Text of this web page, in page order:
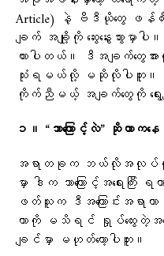
Article) နဲ့ ဗီဒီယိုတွေ ဖန်
ချက် အချို့ကို ဆွေးနွေးသွားမှာပ
ထားပါတယ်။ ဒီအချက်တွေအား
သုံးရမယ်လို့ မဆိုလိုပါဘူး။ မိ
ကိုက်ညီမယ့် အချက်တွေကို ရွေ
၁။ “ဘာကြောင့်လဲ” ဆိုတာကနေ
အရာတခုက ဘယ်လိုအလုပ်
မှာ ဒါက ဘာကြောင့်အရေးကြီ
ဖတ်သူက ဒီအကြောင်းအရ
တာကို မသိရင် ရှုပ်ထွေးတဲ့အ
ချင်မှာ မဟုတ်တော့ပါဘူး။